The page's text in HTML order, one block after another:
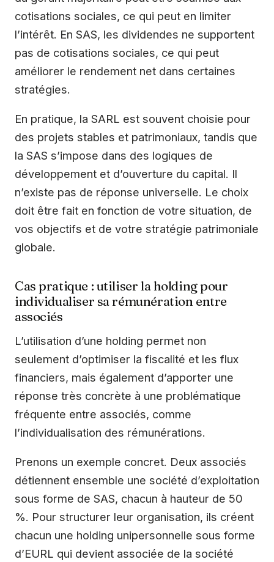
cotisations sociales, ce qui peut en limiter
l’intérêt. En SAS, les dividendes ne supportent
pas de cotisations sociales, ce qui peut
améliorer le rendement net dans certaines
stratégies.
En pratique, la SARL est souvent choisie pour
des projets stables et patrimoniaux, tandis que
la SAS s’impose dans des logiques de
développement et d’ouverture du capital. Il
n’existe pas de réponse universelle. Le choix
doit être fait en fonction de votre situation, de
vos objectifs et de votre stratégie patrimoniale
globale.
Cas pratique : utiliser la holding pour
individualiser sa rémunération entre
associés
L’utilisation d’une holding permet non
seulement d’optimiser la fiscalité et les flux
financiers, mais également d’apporter une
réponse très concrète à une problématique
fréquente entre associés, comme
l’individualisation des rémunérations.
Prenons un exemple concret. Deux associés
détiennent ensemble une société d’exploitation
sous forme de SAS, chacun à hauteur de 50
%. Pour structurer leur organisation, ils créent
chacun une holding unipersonnelle sous forme
d’EURL qui devient associée de la société